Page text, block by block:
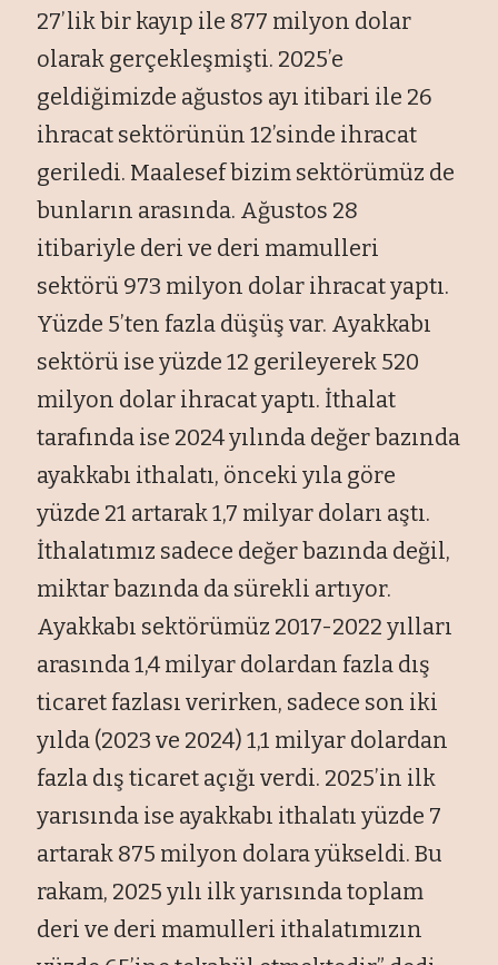
27’lik bir kayıp ile 877 milyon dolar
olarak gerçekleşmişti. 2025’e
geldiğimizde ağustos ayı itibari ile 26
ihracat sektörünün 12’sinde ihracat
geriledi. Maalesef bizim sektörümüz de
bunların arasında. Ağustos 28
itibariyle deri ve deri mamulleri
sektörü 973 milyon dolar ihracat yaptı.
Yüzde 5’ten fazla düşüş var. Ayakkabı
sektörü ise yüzde 12 gerileyerek 520
milyon dolar ihracat yaptı. İthalat
tarafında ise 2024 yılında değer bazında
ayakkabı ithalatı, önceki yıla göre
yüzde 21 artarak 1,7 milyar doları aştı.
İthalatımız sadece değer bazında değil,
miktar bazında da sürekli artıyor.
Ayakkabı sektörümüz 2017-2022 yılları
arasında 1,4 milyar dolardan fazla dış
ticaret fazlası verirken, sadece son iki
yılda (2023 ve 2024) 1,1 milyar dolardan
fazla dış ticaret açığı verdi. 2025’in ilk
yarısında ise ayakkabı ithalatı yüzde 7
artarak 875 milyon dolara yükseldi. Bu
rakam, 2025 yılı ilk yarısında toplam
deri ve deri mamulleri ithalatımızın